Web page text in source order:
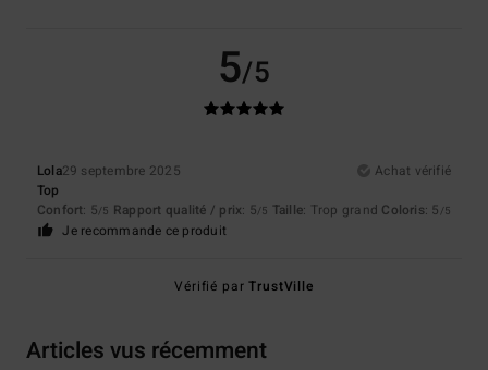
5/5
Lola29 septembre 2025
Achat vérifié
Top
Confort: 5/5 Rapport qualité / prix: 5/5 Taille: Trop grand Coloris: 5 /5
Je recommande ce produit
Vérifié parTrustVille
Articles vus récemment